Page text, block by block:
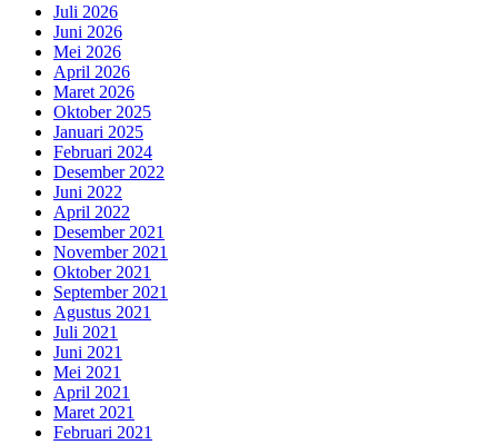
Juli 2026
Juni 2026
Mei 2026
April 2026
Maret 2026
Oktober 2025
Januari 2025
Februari 2024
Desember 2022
Juni 2022
April 2022
Desember 2021
November 2021
Oktober 2021
September 2021
Agustus 2021
Juli 2021
Juni 2021
Mei 2021
April 2021
Maret 2021
Februari 2021